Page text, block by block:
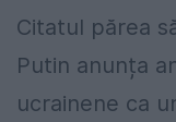
Citatul părea
Putin anunța
ucrainene ca